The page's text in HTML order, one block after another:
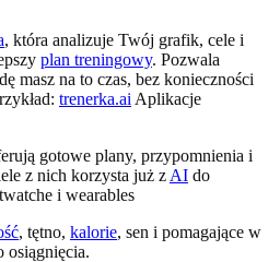
, która analizuje Twój grafik, cele i
plan treningowy. Pozwala
masz na to czas, bez konieczności
trenerka.ai Aplikacje
gotowe plany, przypomnienia i
z nich korzysta już z AI do
i wearables
, tętno, kalorie, sen i pomagające w
osiągnięcia.